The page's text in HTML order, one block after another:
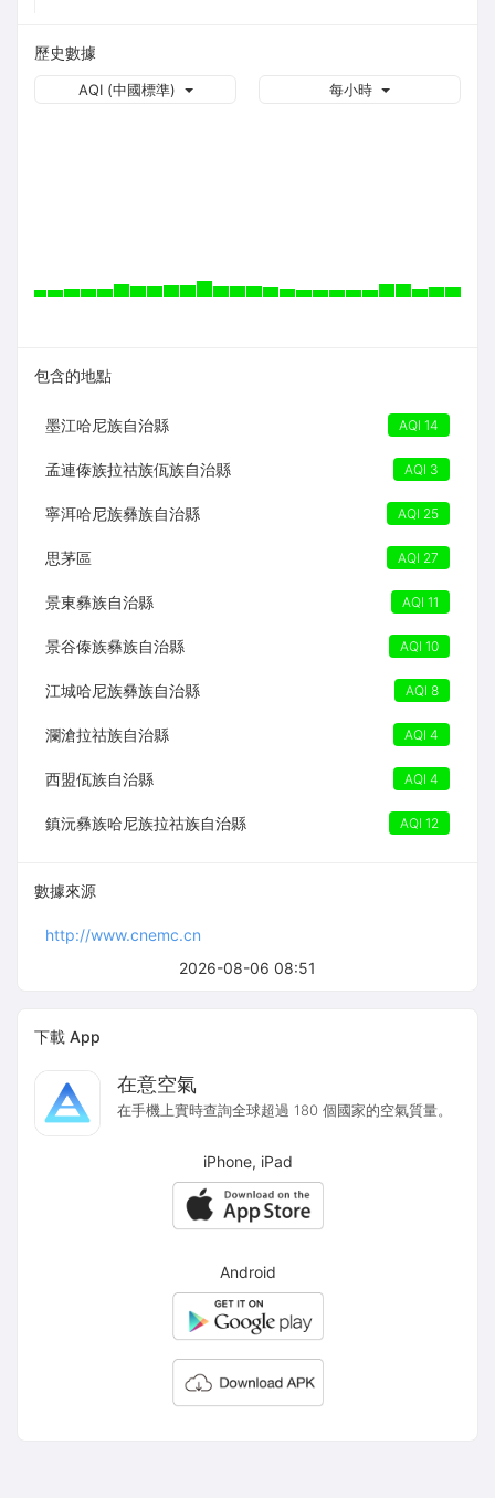
2026-08-06 08:51
歷史數據
每小時
AQI (中國標準)
包含的地點
墨江哈尼族自治縣 AQI 14
孟連傣族拉祜族佤族自治縣 AQI 3
寧洱哈尼族彝族自治縣 AQI 25
思茅區 AQI 27
景東彝族自治縣 AQI 11
景谷傣族彝族自治縣 AQI 10
江城哈尼族彝族自治縣 AQI 8
瀾滄拉祜族自治縣 AQI 4
西盟佤族自治縣 AQI 4
鎮沅彝族哈尼族拉祜族自治縣 AQI 12
數據來源
http://www.cnemc.cn
下載 App
在意空氣
在手機上實時查詢全球超過 180 個國家的空氣質量。
iPhone, iPad
Android